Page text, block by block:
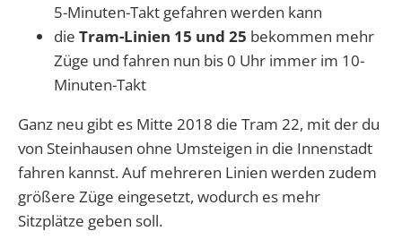
5-Minuten-Takt gefahren werden kann
die Tram-Linien 15 und 25 bekommen mehr
Züge und fahren nun bis 0 Uhr immer im 10-
Minuten-Takt
Ganz neu gibt es Mitte 2018 die Tram 22, mit der du
von Steinhausen ohne Umsteigen in die Innenstadt
fahren kannst. Auf mehreren Linien werden zudem
größere Züge eingesetzt, wodurch es mehr
Sitzplätze geben soll.